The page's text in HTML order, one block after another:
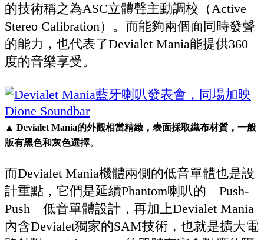
的技術稱之為ASC立體聲主動調校（Active
Stereo Calibration）。而能夠兩個面同時發聲
的能力，也代表了Devialet Mania能提供360
度的音樂享受。
▲ Devialet Mania的外觀相當精緻，表面採取織布材質，一般
版有黑色和灰色選擇。
而Devialet Mania機體兩側的低音單體也是設
計重點，它們是延續Phantom喇叭的「Push-
Push」低音單體設計，再加上Devialet Mania
內含Devialet獨家的SAM技術，也就是擴大電